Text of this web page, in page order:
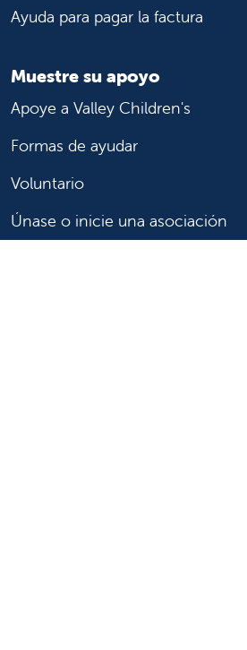
Ayuda para pagar la factura
Muestre su apoyo
Apoye a Valley Children's
Formas de ayudar
Voluntario
Únase o inicie una asociación